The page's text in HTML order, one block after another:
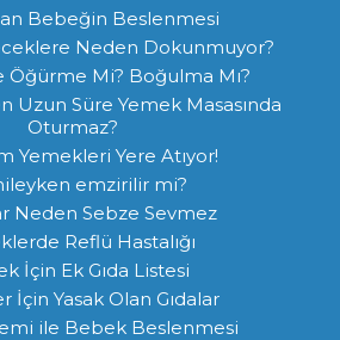
Bebeğin Beslenmesi
Neden Dokunmuyor?
Mi? Boğulma Mı?
Uzun Süre Yemek Masasında
Oturmaz?
Yemekleri Yere Atıyor!
emzirilir mi?
Neden Sebze Sevmez
Reflü Hastalığı
İçin Ek Gıda Listesi
İçin Yasak Olan Gıdalar
ile Bebek Beslenmesi